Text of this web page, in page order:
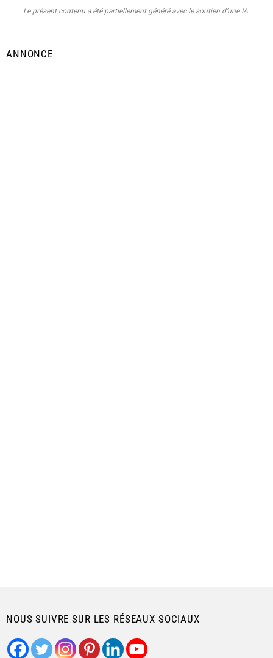
Le présent contenu a été partiellement généré avec le soutien d’une IA.
ANNONCE
NOUS SUIVRE SUR LES RÉSEAUX SOCIAUX